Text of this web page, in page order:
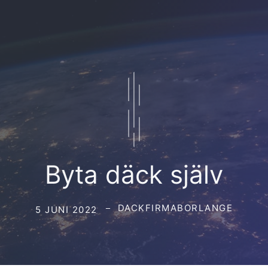
Byta däck själv
5 JUNI 2022 DACKFIRMABORLANGE